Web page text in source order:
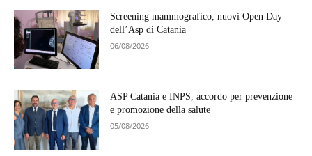
Screening mammografico, nuovi Open Day
dell’Asp di Catania
06/08/2026
ASP Catania e INPS, accordo per prevenzione
e promozione della salute
05/08/2026